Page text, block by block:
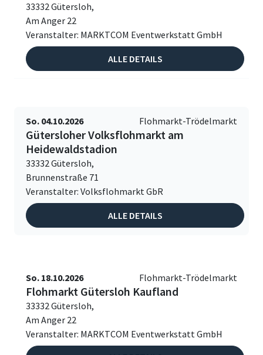
33332 Gütersloh,
Am Anger 22
Veranstalter: MARKTCOM Eventwerkstatt GmbH
ALLE DETAILS
So. 04.10.2026 Flohmarkt-Trödelmarkt
Gütersloher Volksflohmarkt am
Heidewaldstadion
33332 Gütersloh,
Brunnenstraße 71
Veranstalter: Volksflohmarkt GbR
ALLE DETAILS
So. 18.10.2026 Flohmarkt-Trödelmarkt
Flohmarkt Gütersloh Kaufland
33332 Gütersloh,
Am Anger 22
Veranstalter: MARKTCOM Eventwerkstatt GmbH